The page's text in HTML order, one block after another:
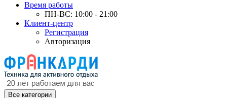
Время работы
ПН-ВС: 10:00 - 21:00
Клиент-центр
Регистрация
Авторизация
Все категории